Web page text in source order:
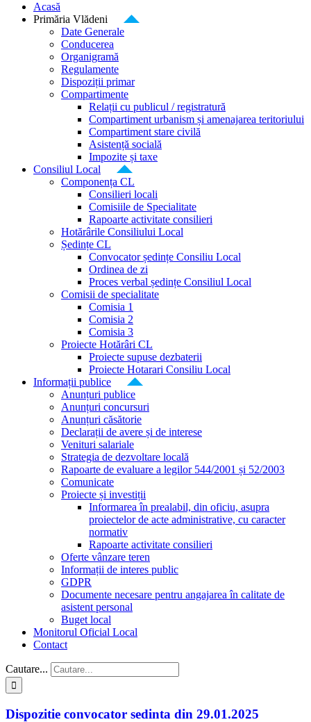
Acasă
Primăria Vlădeni
Date Generale
Conducerea
Organigramă
Regulamente
Dispoziții primar
Compartimente
Relații cu publicul / registratură
Compartiment urbanism și amenajarea teritoriului
Compartiment stare civilă
Asistență socială
Impozite și taxe
Consiliul Local
Componența CL
Consilieri locali
Comisiile de Specialitate
Rapoarte activitate consilieri
Hotărârile Consiliului Local
Ședințe CL
Convocator ședințe Consiliu Local
Ordinea de zi
Proces verbal ședințe Consiliul Local
Comisii de specialitate
Comisia 1
Comisia 2
Comisia 3
Proiecte Hotărâri CL
Proiecte supuse dezbaterii
Proiecte Hotarari Consiliu Local
Informații publice
Anunțuri publice
Anunțuri concursuri
Anunțuri căsătorie
Declarații de avere și de interese
Venituri salariale
Strategia de dezvoltare locală
Rapoarte de evaluare a legilor 544/2001 și 52/2003
Comunicate
Proiecte și investiții
Informarea în prealabil, din oficiu, asupra
proiectelor de acte administrative, cu caracter
normativ
Rapoarte activitate consilieri
Oferte vânzare teren
Informații de interes public
GDPR
Documente necesare pentru angajarea în calitate de
asistent personal
Buget local
Monitorul Oficial Local
Contact
Cautare...
Dispozitie convocator sedinta din 29.01.2025